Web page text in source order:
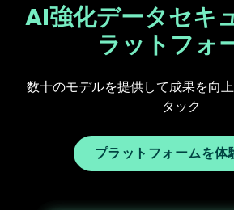
AI強化データセキ
ラットフォ
数十のモデルを提供して成果を向
タック
プラットフォームを体